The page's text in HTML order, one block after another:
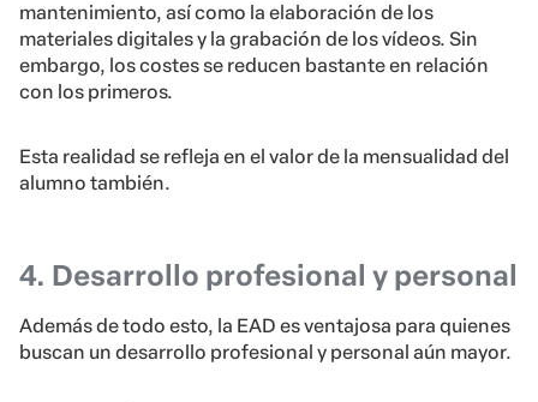
mantenimiento, así como la elaboración de los
materiales digitales y la grabación de los vídeos. Sin
embargo, los costes se reducen bastante en relación
con los primeros.
Esta realidad se refleja en el valor de la mensualidad del
alumno también.
4. Desarrollo profesional y personal
Además de todo esto, la EAD es ventajosa para quienes
buscan un desarrollo profesional y personal aún mayor.